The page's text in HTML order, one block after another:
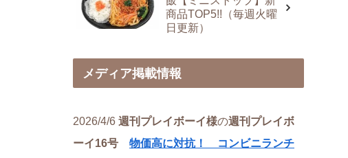
商品TOP5!!（毎週火曜
日更新）
メディア掲載情報
2026/4/6 週刊プレイボーイ様の週刊プレイボ
ーイ16号 物価高に対抗！ コンビニランチ